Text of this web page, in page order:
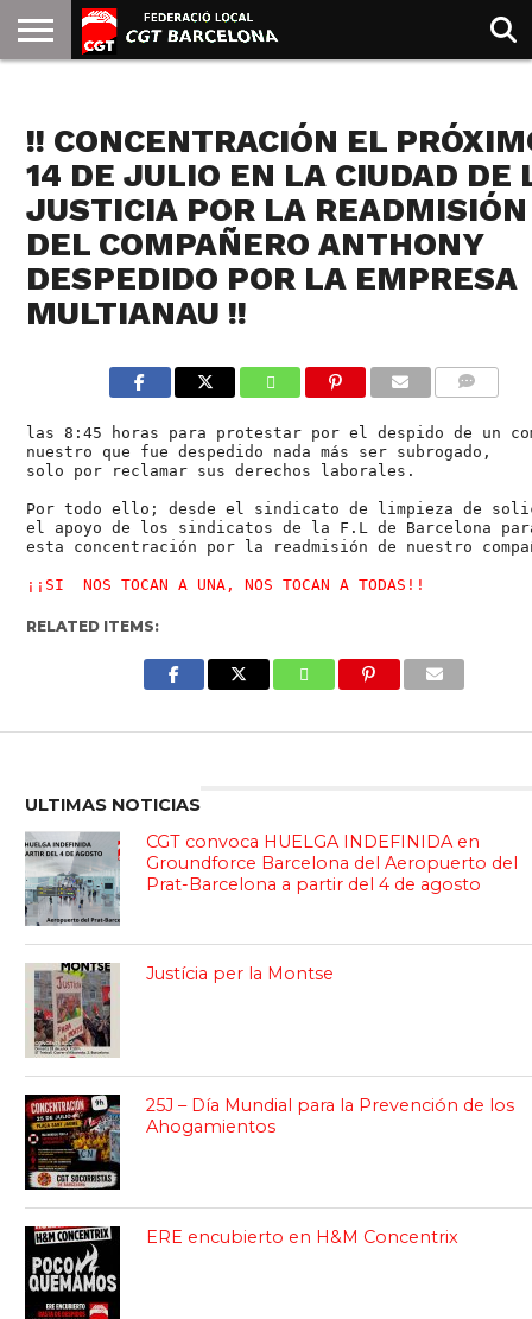
GOLDMAN
!! CONCENTRACIÓN EL
14 DE JULIO EN LA CIUDAD DE
JUSTICIA POR LA READMISIÓN
DEL COMPAÑERO ANTHONY
DESPEDIDO POR LA EMPRESA
MULTIANAU !!
las 8:45 horas para protestar por el despido de un
nuestro que fue despedido nada más ser subrogado,
solo por reclamar sus derechos laborales.
Por todo ello; desde el sindicato de limpieza de
el apoyo de los sindicatos de la F.L de Barcelona
esta concentración por la readmisión de nuestro
¡¡SI  NOS TOCAN A UNA, NOS TOCAN A TODAS!!
RELATED ITEMS:
ULTIMAS NOTICIAS
CGT convoca HUELGA INDEFINIDA en
Groundforce Barcelona del Aeropuerto del
Prat-Barcelona a partir del 4 de agosto
Justícia per la Montse
25J – Día Mundial para la Prevención de los
Ahogamientos
ERE encubierto en H&M Concentrix